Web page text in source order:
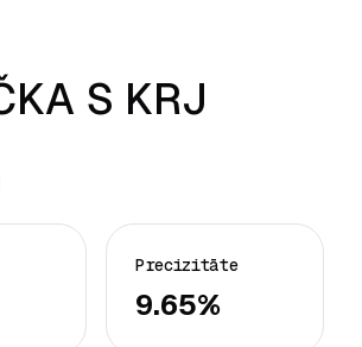
S KRJ
Precizitāte
9.65%